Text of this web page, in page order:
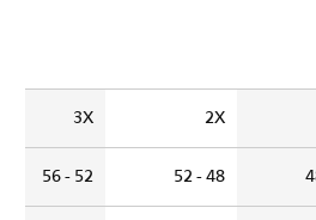
2X
3X
48 - 52
52 - 56